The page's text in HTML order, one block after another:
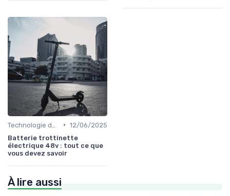
• 12/06/2025
Batterie trottinette
électrique 48v : tout ce que
vous devez savoir
À lire aussi